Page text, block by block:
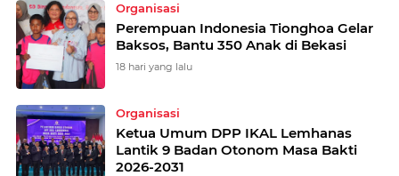
Organisasi
Perempuan Indonesia Tionghoa Gelar
Baksos, Bantu 350 Anak di Bekasi
18 hari yang lalu
Organisasi
Ketua Umum DPP IKAL Lemhanas
Lantik 9 Badan Otonom Masa Bakti
2026-2031